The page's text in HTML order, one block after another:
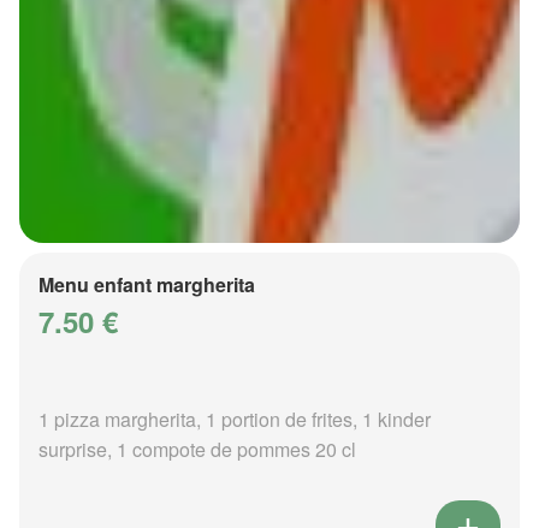
Menu enfant margherita
7.50 €
1 pizza margherita, 1 portion de frites, 1 kinder
surprise, 1 compote de pommes 20 cl